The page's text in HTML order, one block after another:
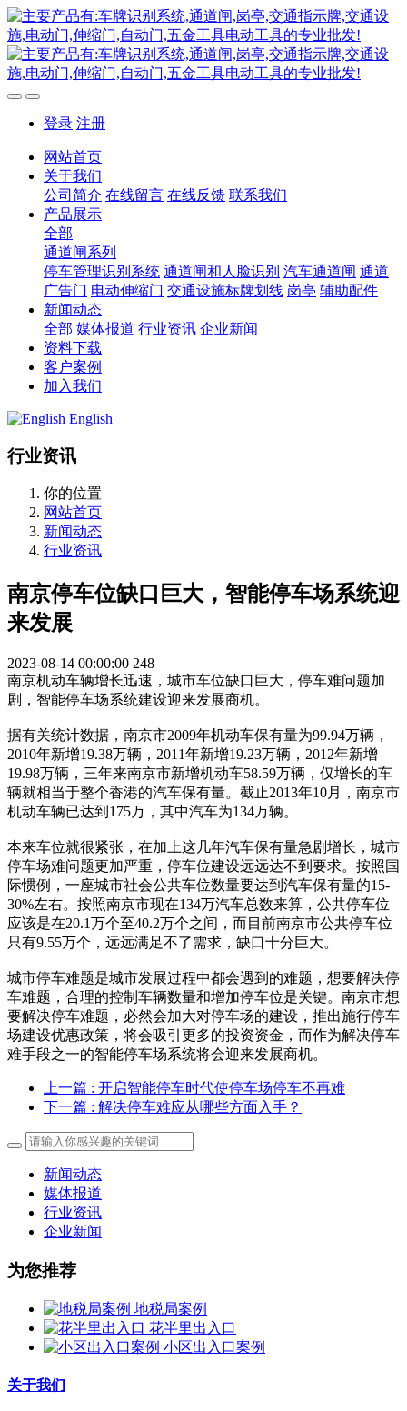
登录 注册
网站首页
关于我们
公司简介 在线留言 在线反馈 联系我们
产品展示
全部
通道闸系列
停车管理识别系统 通道闸和人脸识别 汽车通道闸 通道
广告门 电动伸缩门 交通设施标牌划线 岗亭 辅助配件
新闻动态
全部 媒体报道 行业资讯 企业新闻
资料下载
客户案例
加入我们
English
行业资讯
你的位置
网站首页
新闻动态
行业资讯
南京停车位缺口巨大，智能停车场系统迎
来发展
2023-08-14 00:00:00 248
南京机动车辆增长迅速，城市车位缺口巨大，停车难问题加
剧，智能停车场系统建设迎来发展商机。
据有关统计数据，南京市2009年机动车保有量为99.94万辆，
2010年新增19.38万辆，2011年新增19.23万辆，2012年新增
19.98万辆，三年来南京市新增机动车58.59万辆，仅增长的车
辆就相当于整个香港的汽车保有量。截止2013年10月，南京市
机动车辆已达到175万，其中汽车为134万辆。
本来车位就很紧张，在加上这几年汽车保有量急剧增长，城市
停车场难问题更加严重，停车位建设远远达不到要求。按照国
际惯例，一座城市社会公共车位数量要达到汽车保有量的15-
30%左右。按照南京市现在134万汽车总数来算，公共停车位
应该是在20.1万个至40.2万个之间，而目前南京市公共停车位
只有9.55万个，远远满足不了需求，缺口十分巨大。
城市停车难题是城市发展过程中都会遇到的难题，想要解决停
车难题，合理的控制车辆数量和增加停车位是关键。南京市想
要解决停车难题，必然会加大对停车场的建设，推出施行停车
场建设优惠政策，将会吸引更多的投资资金，而作为解决停车
难手段之一的智能停车场系统将会迎来发展商机。
上一篇 : 开启智能停车时代使停车场停车不再难
下一篇 : 解决停车难应从哪些方面入手？
新闻动态
媒体报道
行业资讯
企业新闻
为您推荐
地税局案例
花半里出入口
小区出入口案例
关于我们